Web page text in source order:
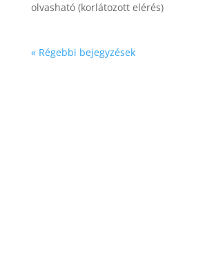
olvasható (korlátozott elérés)
« Régebbi bejegyzések